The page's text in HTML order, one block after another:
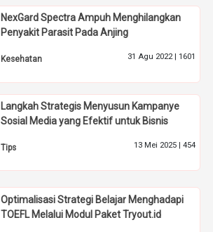
NexGard Spectra Ampuh Menghilangkan
Penyakit Parasit Pada Anjing
Kesehatan 31 Agu 2022 | 1601
Langkah Strategis Menyusun Kampanye
Sosial Media yang Efektif untuk Bisnis
Tips 13 Mei 2025 | 454
Optimalisasi Strategi Belajar Menghadapi
TOEFL Melalui Modul Paket Tryout.id